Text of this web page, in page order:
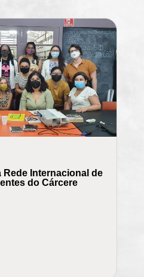
Rede Internacional de
do Cárcere